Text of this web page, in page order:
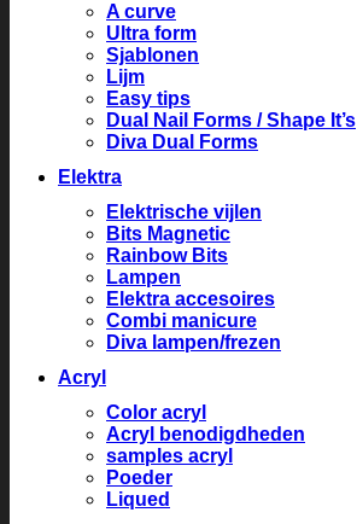
A curve
Ultra form
Sjablonen
Lijm
Easy tips
Dual Nail Forms / Shape It’s
Diva Dual Forms
Elektra
Elektrische vijlen
Bits Magnetic
Rainbow Bits
Lampen
Elektra accesoires
Combi manicure
Diva lampen/frezen
Acryl
Color acryl
Acryl benodigdheden
samples acryl
Poeder
Liqued